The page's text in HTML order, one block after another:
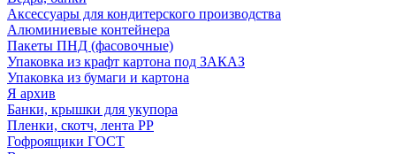
Аксессуары для кондитерского производства
Алюминиевые контейнера
Пакеты ПНД (фасовочные)
Упаковка из крафт картона под ЗАКАЗ
Упаковка из бумаги и картона
Я архив
Банки, крышки для укупора
Пленки, скотч, лента РР
Гофроящики ГОСТ